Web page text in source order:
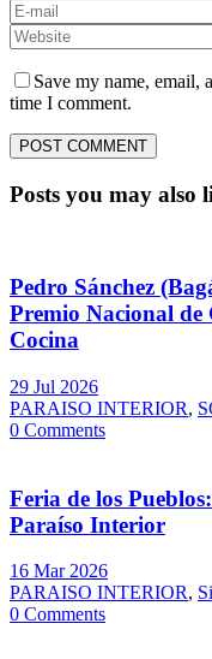
Save my name, email,
time I comment.
Posts you may also
Pedro Sánchez
Premio Nacional de
Cocina
29 Jul 2026
PARAISO INTERIOR,
0 Comments
Feria de los
Paraíso Interior
16 Mar 2026
PARAISO INTERIOR,
0 Comments